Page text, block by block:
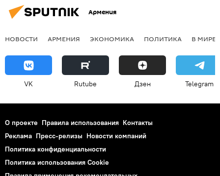
Армения
НОВОСТИ АРМЕНИЯ ЭКОНОМИКА ПОЛИТИКА В МИРЕ
VK Rutube Дзен Telegram
О проекте Правила использования Контакты
Реклама Пресс-релизы Новости компаний
Политика конфиденциальности
Политика использования Cookie